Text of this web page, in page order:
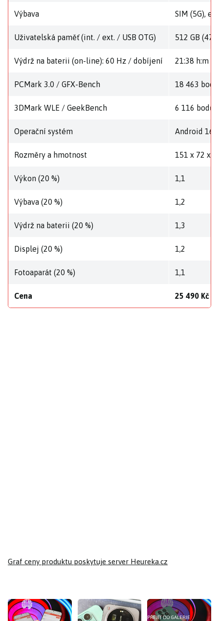
Výbava SIM (5G),
Uživatelská paměť (int. / ext. / USB OTG) 512 GB
Výdrž na baterii (on-line): 60 Hz / dobíjení 21:38 h:m /
PCMark 3.0 / GFX-Bench 18 463
3DMark WLE / GeekBench 6 116 bodů
Operační systém Android 16
Rozměry a hmotnost 151 x 72 x
Výkon (20 %) 1,1
Výbava (20 %) 1,2
Výdrž na baterii (20 %) 1,3
Displej (20 %) 1,2
Fotoaparát (20 %) 1,1
Cena 25 490 Kč
Graf ceny produktu poskytuje server Heureka.cz
PŘEJÍT DO GALERIE